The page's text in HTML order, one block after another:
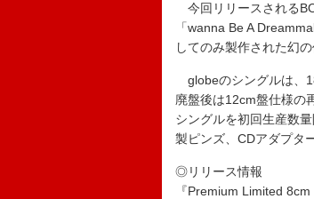
今回リリースされる
「wanna Be A
してのみ製作された幻
globeのシングルは、
廃盤後は12cm盤仕様の
シングルを初回生産数
製ピンズ、CDアダプタ
◎リリース情報
『Premium Limited 8cm